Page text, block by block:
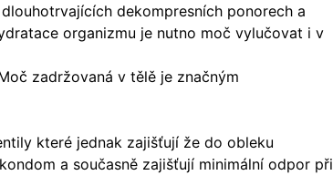
dekompresních ponorech a
organizmu je nutno moč vylučovat i v
zadržovaná v tělě je značným
které jednak zajišťují že do obleku
a současně zajišťují minimální odpor při